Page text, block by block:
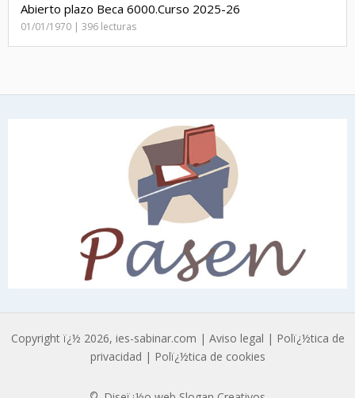
Abierto plazo Beca 6000.Curso 2025-26
01/01/1970 | 396 lecturas
Copyright ï¿½ 2026, ies-sabinar.com | Aviso legal | Polï¿½tica de
privacidad | Polï¿½tica de cookies